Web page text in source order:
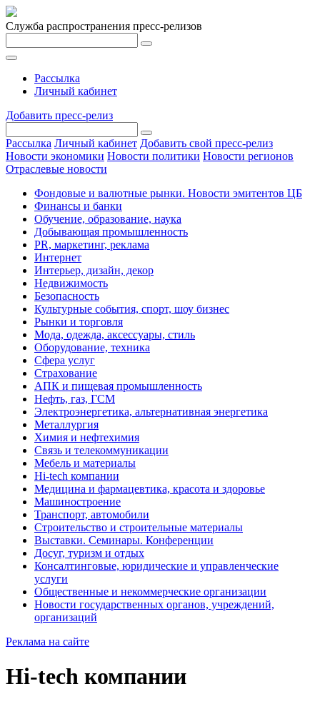
Служба распространения пресс-релизов
Рассылка
Личный кабинет
Добавить пресс-релиз
Рассылка Личный кабинет Добавить свой пресс-релиз
Новости экономики Новости политики Новости регионов
Отраслевые новости
Фондовые и валютные рынки. Новости эмитентов ЦБ
Финансы и банки
Обучение, образование, наука
Добывающая промышленность
PR, маркетинг, реклама
Интернет
Интерьер, дизайн, декор
Недвижимость
Безопасность
Культурные события, спорт, шоу бизнес
Рынки и торговля
Мода, одежда, аксессуары, стиль
Оборудование, техника
Сфера услуг
Страхование
АПК и пищевая промышленность
Нефть, газ, ГСМ
Электроэнергетика, альтернативная энергетика
Металлургия
Химия и нефтехимия
Связь и телекоммуникации
Мебель и материалы
Hi-tech компании
Медицина и фармацевтика, красота и здоровье
Машиностроение
Транспорт, автомобили
Строительство и строительные материалы
Выставки. Семинары. Конференции
Досуг, туризм и отдых
Консалтинговые, юридические и управленческие
услуги
Общественные и некоммерческие организации
Новости государственных органов, учреждений,
организаций
Реклама на сайте
Hi-tech компании